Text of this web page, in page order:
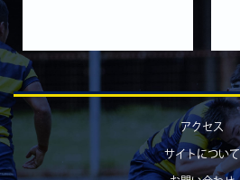
2025/10/11
2025/10/03
GALLERY
10月4日 近畿大学Jr.Col.
2025/09/28 GALLERY
アクセス
サイトについて